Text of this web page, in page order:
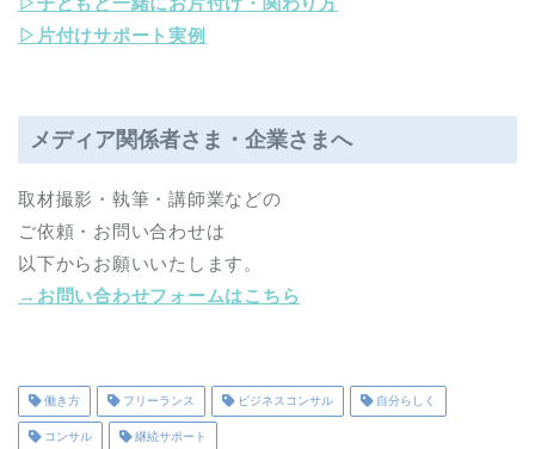
▷片付けサポート実例
メディア関係者さま・企業さまへ
取材撮影・執筆・講師業などの
ご依頼・お問い合わせは
以下からお願いいたします。
→お問い合わせフォームはこちら
働き方 フリーランス ビジネスコンサル 自分らしく
コンサル 継続サポート